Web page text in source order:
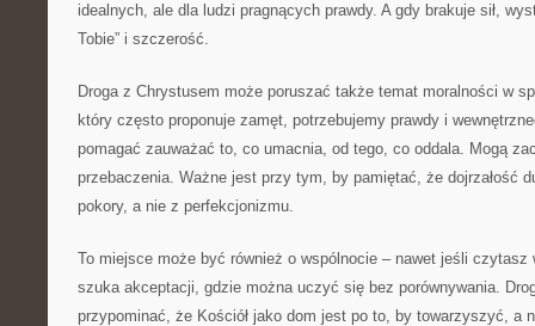
idealnych, ale dla ludzi pragnących prawdy. A gdy brakuje sił,
Tobie” i szczerość.
Droga z Chrystusem może poruszać także temat moralności w
który często proponuje zamęt, potrzebujemy prawdy i
pomagać zauważać to, co umacnia, od tego, co oddala. Mogą
przebaczenia. Ważne jest przy tym, by pamiętać, że dojrzałość
pokory, a nie z perfekcjonizmu.
To miejsce może być również o wspólnocie – nawet jeśli czytasz
szuka akceptacji, gdzie można uczyć się bez porównywania.
przypominać, że Kościół jako dom jest po to, by towarzyszyć, a